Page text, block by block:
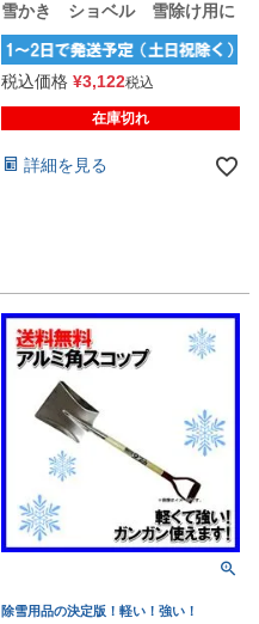
雪かき ショベル 雪除け用に
税込価格 ¥3,122税込
在庫切れ
詳細を見る
除雪用品の決定版！軽い！強い！